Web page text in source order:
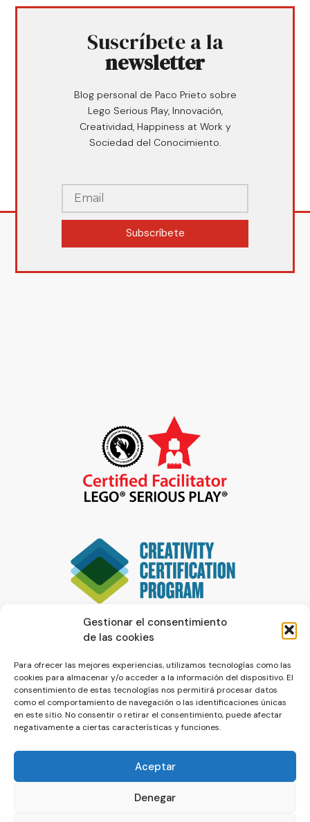
Gestionar el consentimiento
de las cookies
Para ofrecer las mejores experiencias, utilizamos tecnologías como las
cookies para almacenar y/o acceder a la información del dispositivo. El
consentimiento de estas tecnologías nos permitirá procesar datos
como el comportamiento de navegación o las identificaciones únicas
en este sitio. No consentir o retirar el consentimiento, puede afectar
negativamente a ciertas características y funciones.
Aceptar
Denegar
Suscríbete a la
newsletter
Blog personal de Paco Prieto sobre
Lego Serious Play, Innovación,
Creatividad, Happiness at Work y
Sociedad del Conocimiento.
Subscríbete